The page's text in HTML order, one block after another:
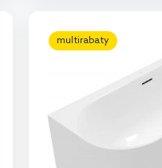
multirabaty